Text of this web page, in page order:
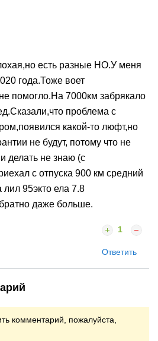
есть разные НО.У меня
года.Тоже воет
помогло.На 7000км забрякало
проблема с
какой-то люфт,но
не будут, потому что не
делать не знаю (с
с отпуска 900 км средний
лил 95экто ела 7.8
даже больше.
1
Ответить
комментарий, пожалуйста,